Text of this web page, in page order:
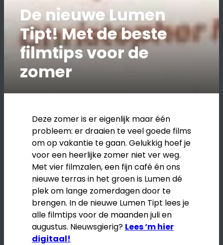
De nieuwe Lumen
Tipt! Met de beste
filmtips voor de
zomer
Deze zomer is er eigenlijk maar één
probleem: er draaien te veel goede films
om op vakantie te gaan. Gelukkig hoef je
voor een heerlijke zomer niet ver weg.
Met vier filmzalen, een fijn café én ons
nieuwe terras in het groen is Lumen dé
plek om lange zomerdagen door te
brengen. In de nieuwe Lumen Tipt lees je
alle filmtips voor de maanden juli en
augustus. Nieuwsgierig? Lees ‘m hier
digitaal!